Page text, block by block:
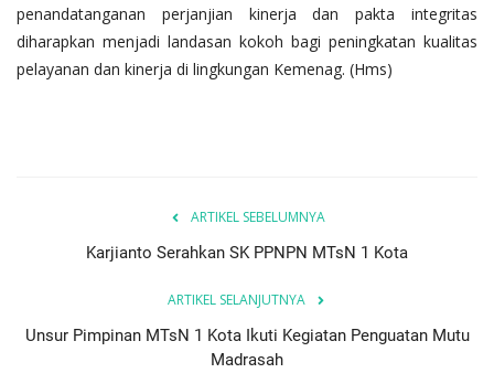
penandatanganan perjanjian kinerja dan pakta integritas
diharapkan menjadi landasan kokoh bagi peningkatan kualitas
pelayanan dan kinerja di lingkungan Kemenag. (Hms)
ARTIKEL SEBELUMNYA
Karjianto Serahkan SK PPNPN MTsN 1 Kota
ARTIKEL SELANJUTNYA
Unsur Pimpinan MTsN 1 Kota Ikuti Kegiatan Penguatan Mutu
Madrasah